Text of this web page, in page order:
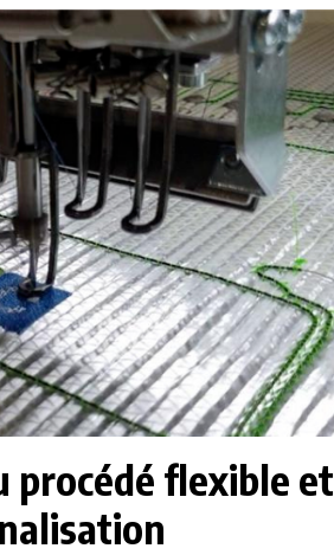
procédé flexible et